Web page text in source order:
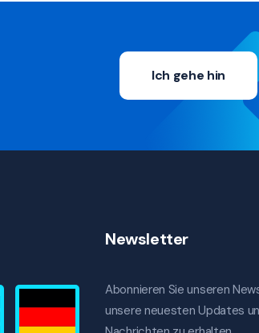
Ich gehe hin
Newsletter
Abonnieren Sie unseren
unsere neuesten Updates